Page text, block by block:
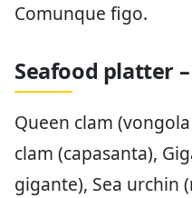
Comunque figo.
Seafood platter
Queen clam
clam (capasanta),
gigante), Sea urchin